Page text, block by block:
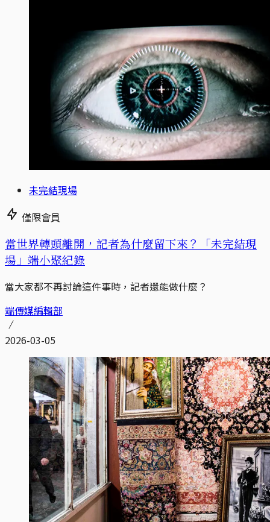
未完結現場
僅限會員
當世界轉頭離開，記者為什麼留下來？「未完結現
場」端小聚紀錄
當大家都不再討論這件事時，記者還能做什麼？
端傳媒編輯部
2026-03-05